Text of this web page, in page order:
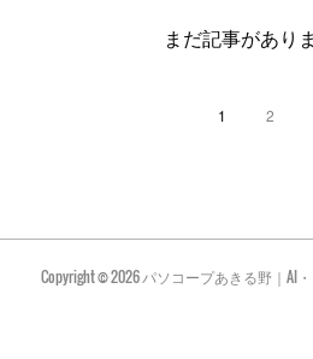
まだ記事があり
1 2
Copyright ©2026パソコープあきる野｜AI